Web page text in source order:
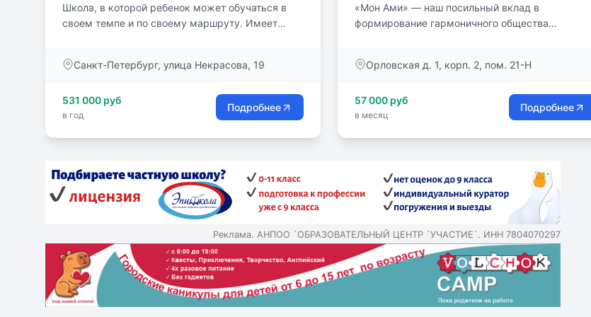
Школа, в которой ребенок может обучаться в
своем темпе и по своему маршруту. Имеет
перехода от одного учителя к другому.
Санкт-Петербург, улица Некрасова, 19
531 000 руб
в год
Подробнее
«Мон Ами» — наш посильный вклад в
формирование гармоничного общества
Орловская д. 1, корп. 2, пом. 21-Н
57 000 руб
в месяц
Подробнее
Реклама. АНПОО `ОБРАЗОВАТЕЛЬНЫЙ ЦЕНТР `УЧАСТИЕ`. ИНН 7804070297